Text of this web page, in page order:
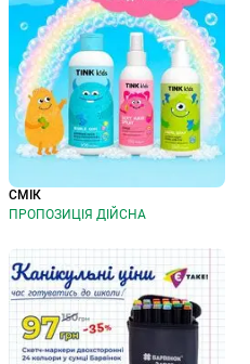
СМІК
ПРОПОЗИЦІЯ ДІЙСНА